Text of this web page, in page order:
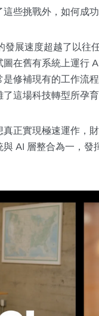
這些挑戰外，如何成
發展速度超越了以往
圖在舊有系統上運行
是修補現有的工作流
了這場科技轉型所孕育
真正實現極速運作，
與 AI 層整合為一，發